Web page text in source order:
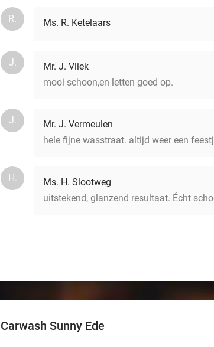
R. Ms. R. Ketelaars
J.
Mr. J. Vliek
mooi schoon,en letten goed op.
J.
Mr. J. Vermeulen
hele fijne wasstraat. altijd weer een
H.
Ms. H. Slootweg
uitstekend, glanzend resultaat. Écht
Carwash Sunny Ede